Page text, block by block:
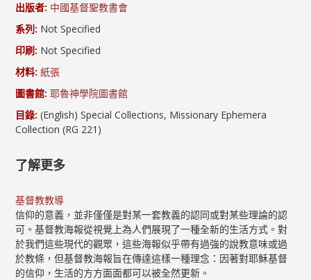
出版者: 中國基督聖教書會
系列: Not Specified
印刷: Not Specified
材料: 紙張
圖書館: 耶魯神學院圖書館
目錄: (English) Special Collections, Missionary Ephemera
Collection (RG 221)
了解更多
基督教教導
信仰的意義，並非僅僅是對某一套教義的認同或對某些理論的認
可。基督教海報從視覺上為人們展現了一種全新的生活方式。對
於我們這些現代的觀眾，這些海報似乎帶有過強的說教意味或過
於教條，但基督教海報旨在傳達這樣一種理念：因著對耶穌基督
的信仰，生活的方方面面都可以被全然更新。